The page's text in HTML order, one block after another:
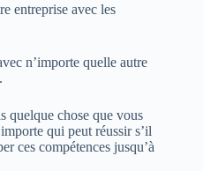
entreprise avec les
n’importe quelle autre
quelque chose que vous
qui peut réussir s’il
ces compétences jusqu’à